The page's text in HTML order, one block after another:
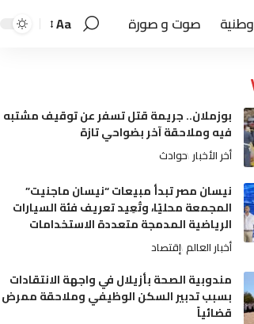
وطنية صوت و صورة Aa
بوزملان.. جريمة قتل تسفر عن توقيف مشتبه
فيه وملاحقة آخر بضواحي تازة
أخر الأخبار حوادث
نيسان مصر تبدأ مبيعات “نيسان ماجنيت”
المجمعة محليًا، وتُعِيد تعريف فئة السيارات
الرياضية المدمجة متعددة الاستخدامات
أخبار العالم إقتصاد
مندوبية الصحة بأزيلال في واجهة الانتقادات
بسبب تدبير السكن الوظيفي وملاحقة ممرض
قضائياً